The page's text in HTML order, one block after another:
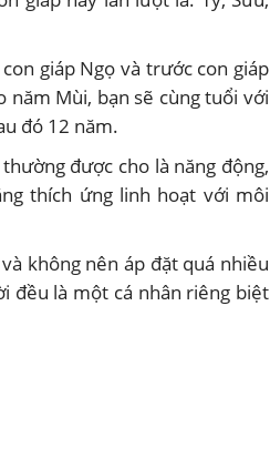
giáp Ngọ và trước con giáp
năm Mùi, bạn sẽ cùng tuổi với
đó 12 năm.
được cho là năng động,
thích ứng linh hoạt với môi
không nên áp đặt quá nhiều
đều là một cá nhân riêng biệt